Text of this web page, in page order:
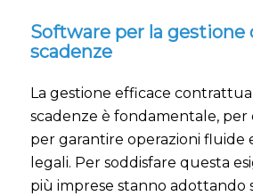
Software per la
scadenze
La gestione efficace
scadenze è fondamentale, per
per garantire operazioni fluide
legali. Per soddisfare questa
più imprese stanno adottando